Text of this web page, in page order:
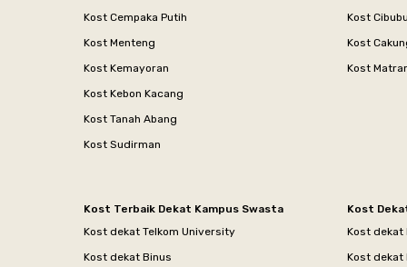
Kost Cempaka Putih
Kost Menteng
Kost Kemayoran
Kost Kebon Kacang
Kost Tanah Abang
Kost Sudirman
Kost
Kost
Kost
Kost Terbaik Dekat Kampus Swasta
Kost dekat Telkom University
Kost dekat Binus
Kost
Kost dekat
Kost dekat